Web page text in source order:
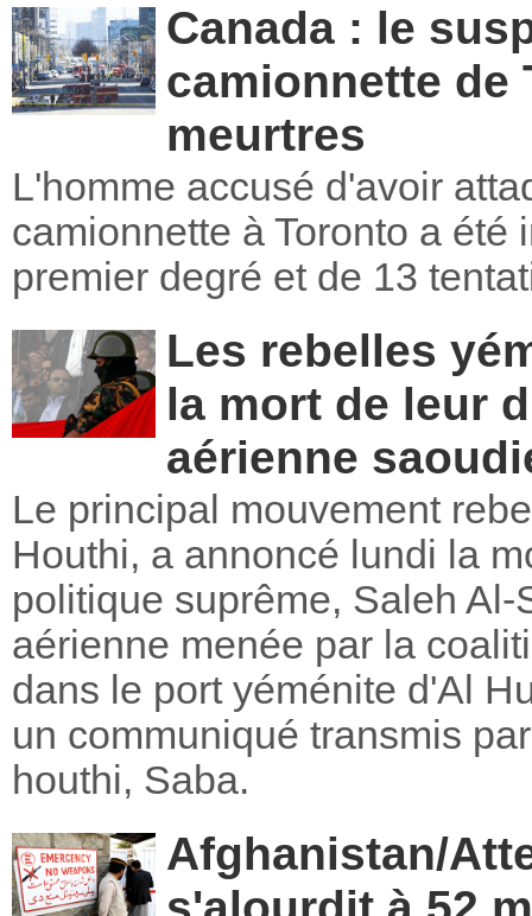
Canada : le
camionnette de
meurtres
L'homme accusé d'avoir
camionnette à Toronto a
premier degré et de 13
Les rebelles
la mort de leur
aérienne
Le principal mouvement
Houthi, a annoncé lundi la
politique suprême, Saleh
aérienne menée par la
dans le port yéménite d'Al
un communiqué transmis
houthi, Saba.
Afghanistan/